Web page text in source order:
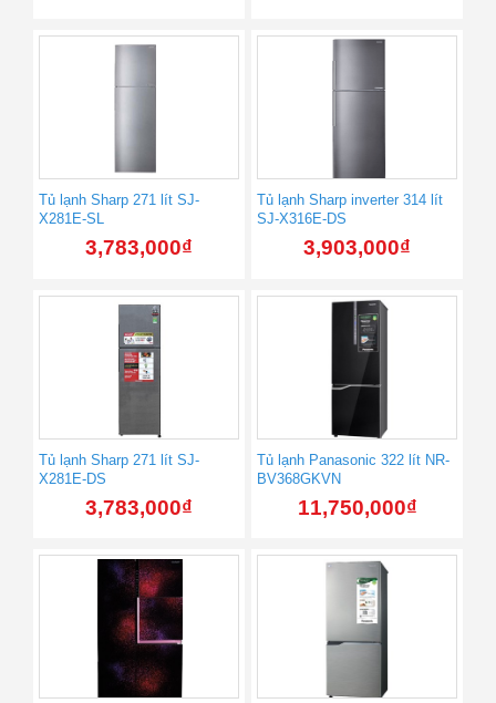
Tủ lạnh Sharp 271 lít SJ-
X281E-SL
3,783,000₫
Tủ lạnh Sharp inverter 314 lít
SJ-X316E-DS
3,903,000₫
Tủ lạnh Sharp 271 lít SJ-
X281E-DS
3,783,000₫
Tủ lạnh Panasonic 322 lít NR-
BV368GKVN
11,750,000₫